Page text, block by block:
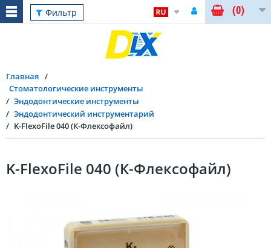
Фильтр (0)
Главная
Стоматологические инструменты
Эндодонтические инструменты
Эндодонтический инструментарий
K-FlexoFile 040 (К-Флексофайл)
K-FlexoFile 040 (К-Флексофайл)